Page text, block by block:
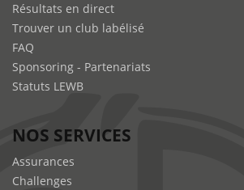
Résultats en direct
Trouver un club labélisé
FAQ
Sponsoring - Partenariats
Statuts LEWB
NOS SERVICES
Assurances
Challenges